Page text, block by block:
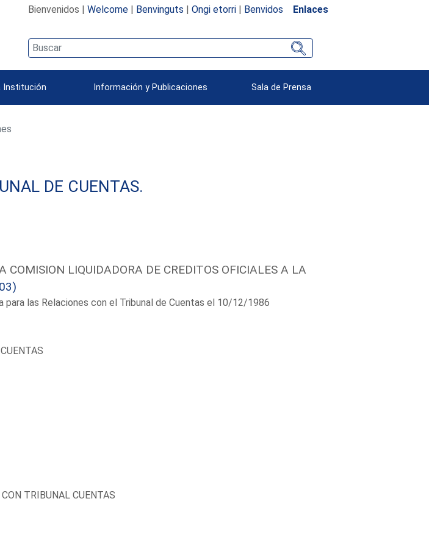
Bienvenidos | Welcome| Benvinguts | Ongi etorri| Benvidos Enlaces
Institución Información y Publicaciones Sala de Prensa
DE CUENTAS.
COMISION LIQUIDADORA DE CREDITOS OFICIALES A LA
para las Relaciones con el Tribunal de Cuentas el 10/12/1986
TRIBUNAL CUENTAS